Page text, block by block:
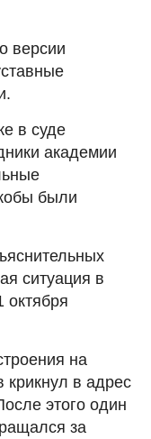
версии
в суде
академии
были
ситуация в
октября
на
крикнул в адрес
этого один
за